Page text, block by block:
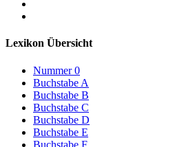
Lexikon Übersicht
Nummer 0
Buchstabe A
Buchstabe B
Buchstabe C
Buchstabe D
Buchstabe E
Buchstabe F